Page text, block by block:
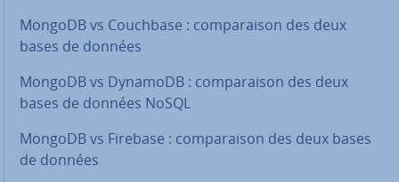
MongoDB vs Couchbase : com­pa­rai­son des deux
bases de données
MongoDB vs DynamoDB : com­pa­rai­son des deux
bases de données NoSQL
MongoDB vs Firebase : com­pa­rai­son des deux bases
de données